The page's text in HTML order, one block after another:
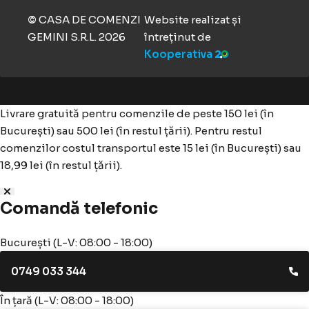
© CASA DE COMENZI
GEMINI S.R.L. 2026
Website realizat și
întreținut de
Kooperativa
Livrare gratuită pentru comenzile de peste 150 lei (în
București) sau 500 lei (în restul țării). Pentru restul
comenzilor costul transportul este 15 lei (în București) sau
18,99 lei (în restul țării).
Comandă telefonic
București (L-V: 08:00 - 18:00)
0749 033 344
În țară (L-V: 08:00 - 18:00)